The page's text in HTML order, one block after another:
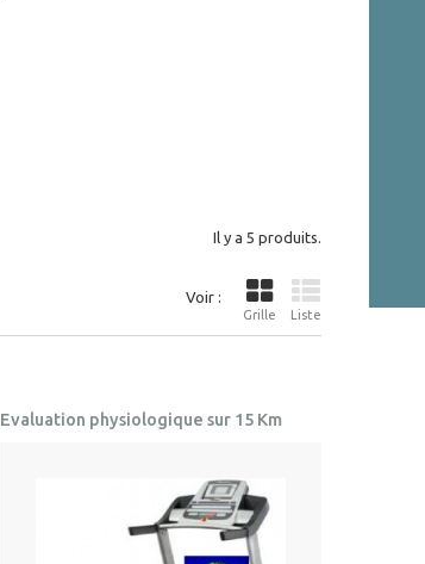
Il y a 5 produits.
Voir :
Grille Liste
Evaluation physiologique sur 15 Km